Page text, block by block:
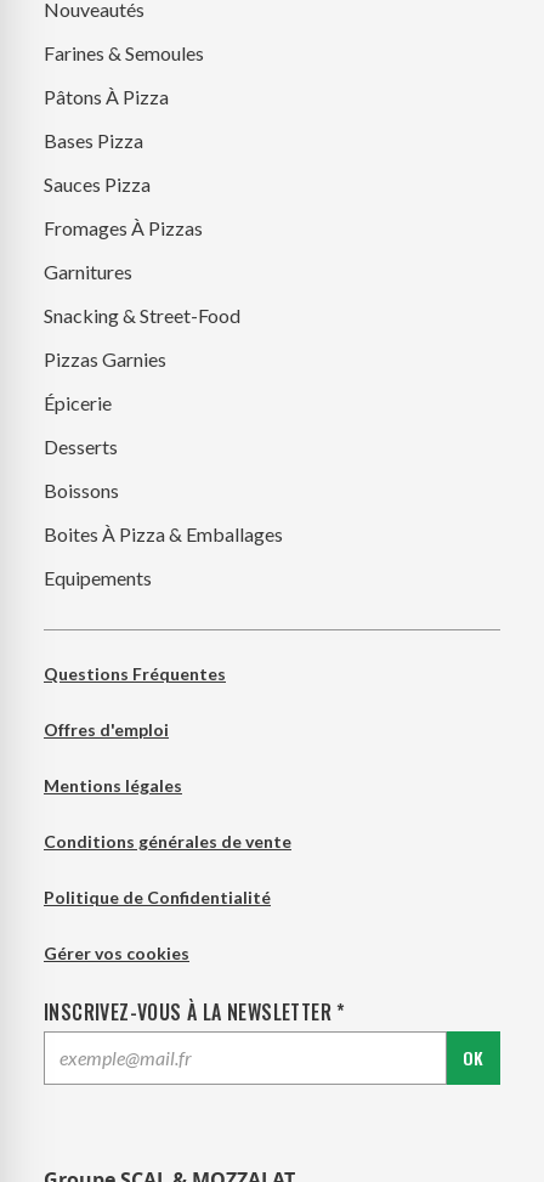
Nouveautés
Farines & Semoules
Pâtons À Pizza
Bases Pizza
Sauces Pizza
Fromages À Pizzas
Garnitures
Snacking & Street-Food
Pizzas Garnies
Épicerie
Desserts
Boissons
Boites À Pizza & Emballages
Equipements
Questions Fréquentes
Offres d'emploi
Mentions légales
Conditions générales de vente
Politique de Confidentialité
Gérer vos cookies
INSCRIVEZ-VOUS À LA NEWSLETTER *
OK